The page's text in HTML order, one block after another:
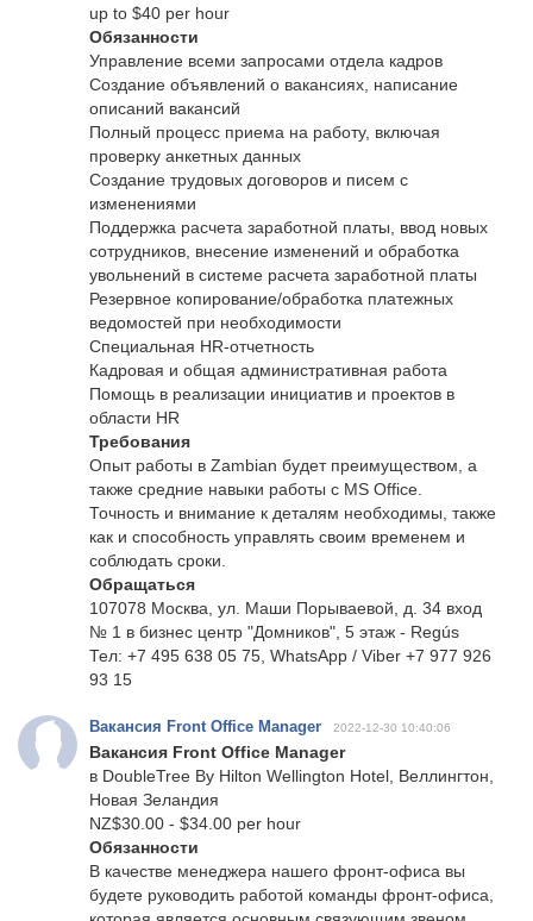
up to $40 per hour
Обязанности
Управление всеми запросами отдела кадров
Создание объявлений о вакансиях, написание
описаний вакансий
Полный процесс приема на работу, включая
проверку анкетных данных
Создание трудовых договоров и писем с
изменениями
Поддержка расчета заработной платы, ввод новых
сотрудников, внесение изменений и обработка
увольнений в системе расчета заработной платы
Резервное копирование/обработка платежных
ведомостей при необходимости
Специальная HR-отчетность
Кадровая и общая административная работа
Помощь в реализации инициатив и проектов в
области HR
Требования
Опыт работы в Zambian будет преимуществом, а
также средние навыки работы с MS Office.
Точность и внимание к деталям необходимы, также
как и способность управлять своим временем и
соблюдать сроки.
Обращаться
107078 Москва, ул. Маши Порываевой, д. 34 вход
№ 1 в бизнес центр "Домников", 5 этаж - Regús
Тел: +7 495 638 05 75, WhatsApp / Viber +7 977 926
93 15
Вакансия Front Office Manager 2022-12-30 10:40:06
Вакансия Front Office Manager
в DoubleTree By Hilton Wellington Hotel, Веллингтон,
Новая Зеландия
NZ$30.00 - $34.00 per hour
Обязанности
В качестве менеджера нашего фронт-офиса вы
будете руководить работой команды фронт-офиса,